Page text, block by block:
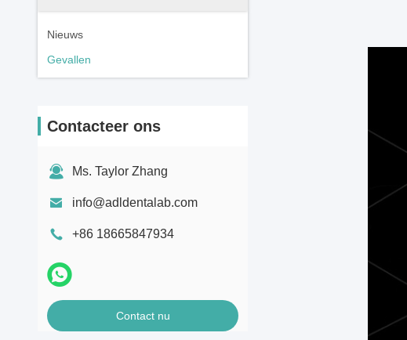
Nieuws
Gevallen
Contacteer ons
Ms. Taylor Zhang
info@adldentalab.com
+86 18665847934
Contact nu